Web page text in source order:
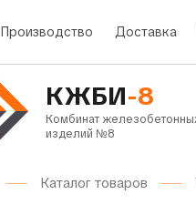
Производство Доставка
КЖБИ-8
Комбинат
изделий №8
Каталог товаров